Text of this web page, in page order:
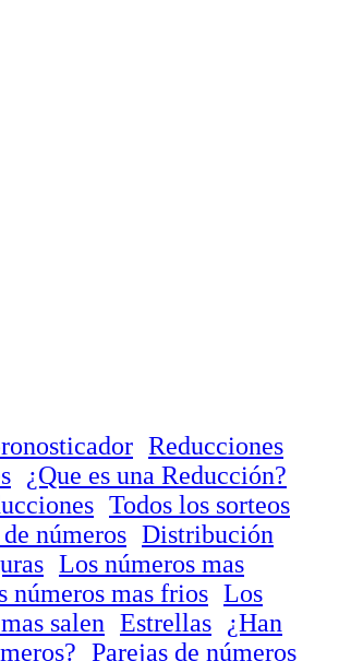
Reducciones
¿Que es una Reducción?
Todos los sorteos
números Distribución
Los números mas
números mas frios Los
salen Estrellas
¿Han
Parejas de números